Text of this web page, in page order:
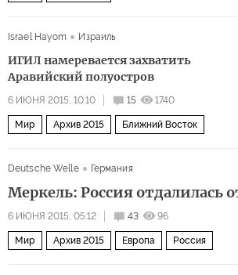
Israel Hayom Израиль
ИГИЛ намеревается захватить
Аравийский полуостров
6 ИЮНЯ 2015, 10:10 15 1740
Мир Архив 2015 Ближний Восток
Deutsche Welle Германия
Меркель: Россия отдалилась
6 ИЮНЯ 2015, 05:12 43 96
Мир Архив 2015 Европа Россия